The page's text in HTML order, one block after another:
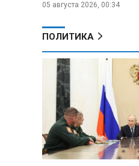
Владимир
меры по защите
уничтожил
ВСУ в
области
Главы
подписали три
e‑торговле,
05 августа 2026, 00:34
ПОЛИТИКА